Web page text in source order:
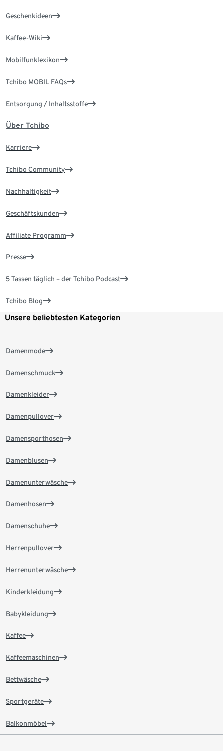
Geschenkideen
Kaffee-Wiki
Mobilfunklexikon
Tchibo MOBIL FAQs
Entsorgung / Inhaltsstoffe
Über Tchibo
Karriere
Tchibo Community
Nachhaltigkeit
Geschäftskunden
Affiliate Programm
Presse
5 Tassen täglich – der Tchibo Podcast
Tchibo Blog
Unsere beliebtesten Kategorien
Damenmode
Damenschmuck
Damenkleider
Damenpullover
Damensporthosen
Damenblusen
Damenunterwäsche
Damenhosen
Damenschuhe
Herrenpullover
Herrenunterwäsche
Kinderkleidung
Babykleidung
Kaffee
Kaffeemaschinen
Bettwäsche
Sportgeräte
Balkonmöbel